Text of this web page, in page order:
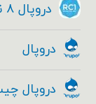
دروپال ۸ نسخه RC۲ منتشر شد - Drupal ۸ RC۱
دروپال
دروپال